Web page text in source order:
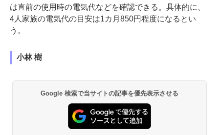
は直前の使用時の電気代などを確認できる。具体的に、
4人家族の電気代の目安は1カ月850円程度になるとい
う。
小林 樹
Google 検索で当サイトの記事を優先表示させる